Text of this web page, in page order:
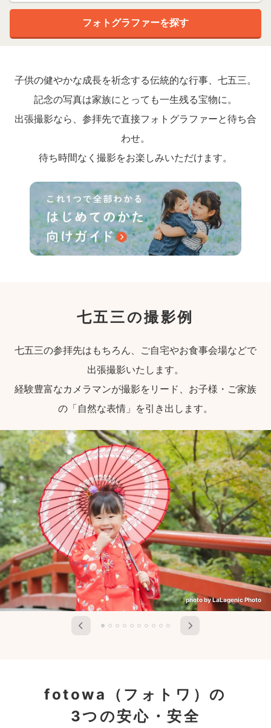
子供の健やかな成長を祈念する伝統的な行事、七五三。
記念の写真は家族にとっても一生残る宝物に。
出張撮影なら、参拝先で直接フォトグラファーと待ち合
わせ。
待ち時間なく撮影をお楽しみいただけます。
七五三の撮影例
七五三の参拝先はもちろん、ご自宅やお食事会場などで
出張撮影いたします。
経験豊富なカメラマンが撮影をリード、お子様・ご家族
の「自然な表情」を引き出します。
photo by LaLagenic Photo
fotowa（フォトワ）の
3つの安心・安全